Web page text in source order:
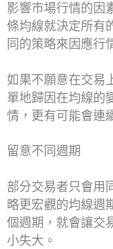
影響市場行情的因
條均線就決定所有
同的策略來因應行
如果不願意在交易
單地歸因在均線的
情，更有可能會連
留意不同週期
部分交易者只會用
略更宏觀的均線週
個週期，就會讓交
小失大。